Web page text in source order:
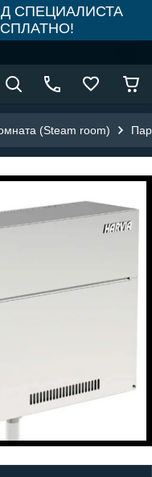
СПЕЦИАЛИСТА
(Steam room)